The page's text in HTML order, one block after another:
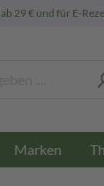
ab 29 € und für E-
Marken